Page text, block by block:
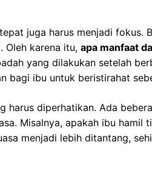
juga harus menjadi fokus.
Oleh karena itu, apa manfaat
yang dilakukan setelah
bagi ibu untuk beristirahat
harus diperhatikan. Ada
Misalnya, apakah ibu hamil
menjadi lebih ditantang,